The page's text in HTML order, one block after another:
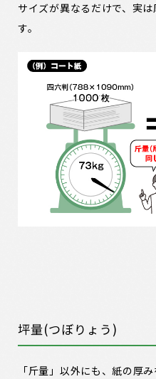
サイズが異なるだけで、実
す。
坪量(つぼりょう)
「斤量」以外にも、紙の厚